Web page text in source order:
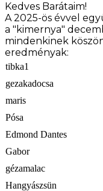
Kedves Barátaim!
A 2025-ös évvel
a "kimernya"
mindenkinek
eredményak:
tibka1
gezakadocsa
maris
Pósa
Edmond Dantes
Gabor
gézamalac
Hangyászsün